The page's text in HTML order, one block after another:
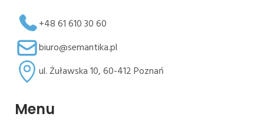
+48 61 610 30 60
biuro@semantika.pl
ul. Żuławska 10, 60-412 Poznań
Menu